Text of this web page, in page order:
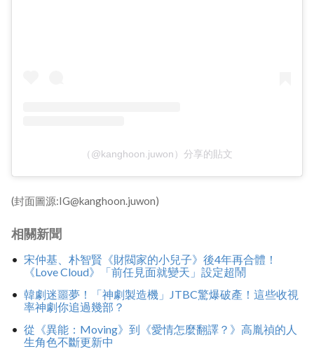
（@kanghoon.juwon）分享的貼文
(封面圖源:IG@kanghoon.juwon)
相關新聞
宋仲基、朴智賢《財閥家的小兒子》後4年再合體！
《Love Cloud》「前任見面就變天」設定超鬧
韓劇迷噩夢！「神劇製造機」JTBC驚爆破產！這些收視
率神劇你追過幾部？
從《異能：Moving》到《愛情怎麼翻譯？》高胤禎的人
生角色不斷更新中